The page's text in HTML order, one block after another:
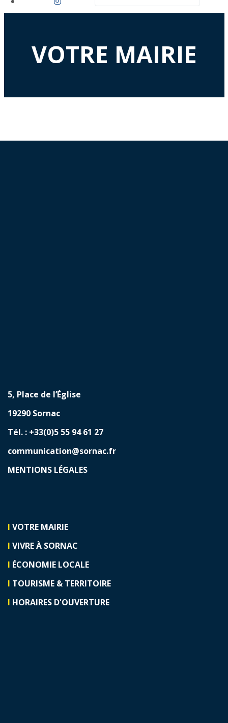
VOTRE MAIRIE
5, Place de l’Église
19290 Sornac
Tél. : +33(0)5 55 94 61 27
communication@sornac.fr
MENTIONS LÉGALES
I VOTRE MAIRIE
I VIVRE À SORNAC
I ÉCONOMIE LOCALE
I TOURISME & TERRITOIRE
I HORAIRES D'OUVERTURE